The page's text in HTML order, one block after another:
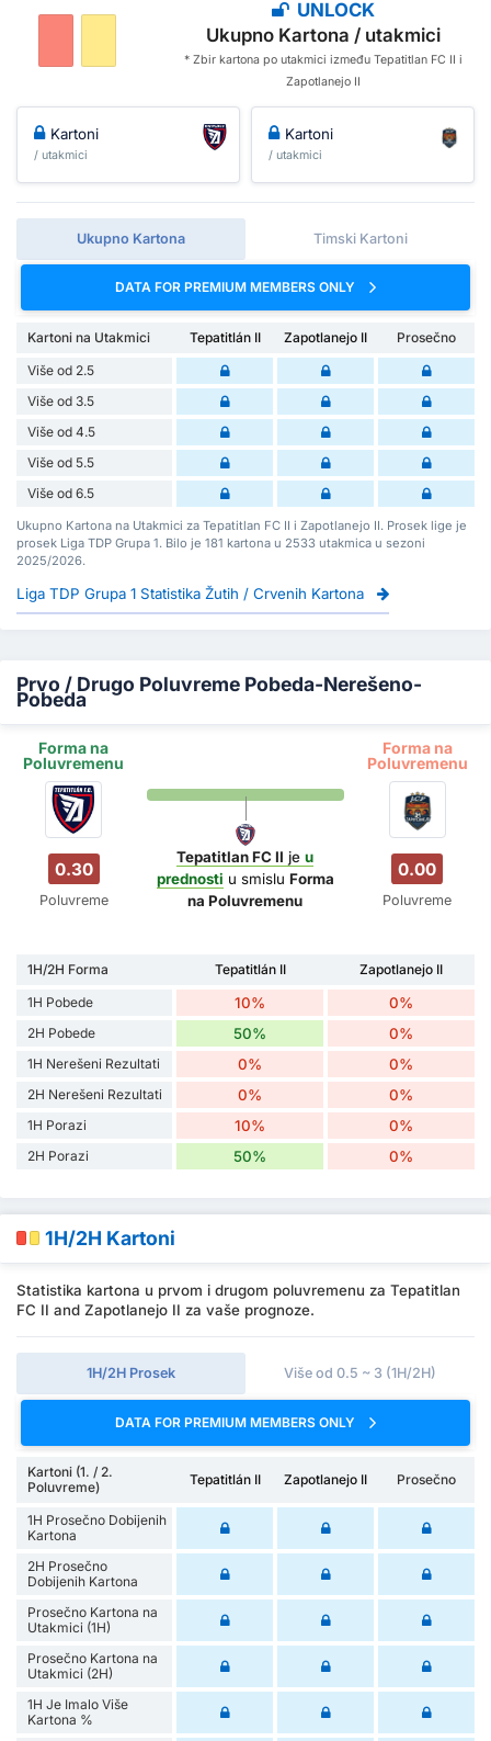
UNLOCK
Ukupno Kartona / utakmici
* Zbir kartona po utakmici između Tepatitlan FC II i
Zapotlanejo II
Kartoni
/ utakmici
Kartoni
/ utakmici
Ukupno Kartona Timski Kartoni
DATA FOR PREMIUM MEMBERS ONLY
Kartoni na Utakmici Tepatitlán II Zapotlanejo II
Prosečno
Više od 2.5
Više od 3.5
Više od 4.5
Više od 5.5
Više od 6.5
Ukupno Kartona na Utakmici za Tepatitlan FC II i Zapotlanejo II. Prosek lige je
prosek Liga TDP Grupa 1. Bilo je 181 kartona u 2533 utakmica u sezoni
2025/2026.
Liga TDP Grupa 1 Statistika Žutih / Crvenih Kartona
Prvo / Drugo Poluvreme Pobeda-Nerešeno-
Pobeda
Forma na
Poluvremenu
Forma na
Poluvremenu
0.30
Poluvreme
Tepatitlan FC II jeu
prednosti u smislu Forma
na Poluvremenu
0.00
Poluvreme
1H/2H Forma Tepatitlán II
Zapotlanejo II
1H Pobede
10% 0%
2H Pobede 50% 0%
1H Nerešeni Rezultati 0% 0%
2H Nerešeni Rezultati 0% 0%
1H Porazi 10% 0%
2H Porazi 50% 0%
1H/2H Kartoni
Statistika kartona u prvom i drugom poluvremenu za Tepatitlan
FC II and Zapotlanejo II za vaše prognoze.
1H/2H Prosek Više od 0.5 ~ 3 (1H/2H)
DATA FOR PREMIUM MEMBERS ONLY
Kartoni (1. / 2.
Poluvreme)
Tepatitlán II Zapotlanejo II Prosečno
1H Prosečno Dobijenih
Kartona
2H Prosečno
Dobijenih Kartona
Prosečno Kartona na
Utakmici (1H)
Prosečno Kartona na
Utakmici (2H)
1H Je Imalo Više
Kartona %